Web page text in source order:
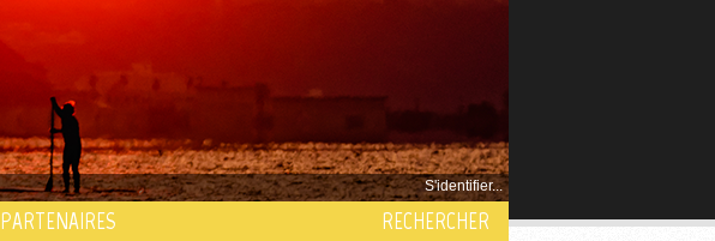
S'identifier...
PARTENAIRES RECHERCHER